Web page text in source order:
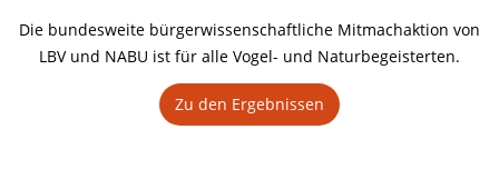
Die bundesweite bürgerwissenschaftliche Mitmachaktion von
LBV und NABU ist für alle Vogel- und Naturbegeisterten.
Zu den Ergebnissen